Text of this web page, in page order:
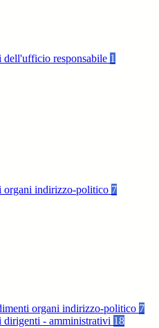
dell'ufficio responsabile 1
organi indirizzo-politico 7
organi indirizzo-politico 7
dirigenti - amministrativi 18